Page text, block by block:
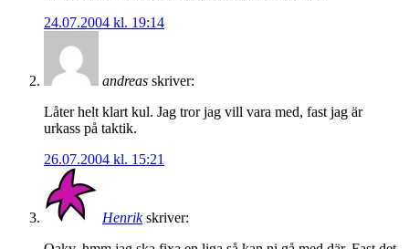
24.07.2004 kl. 19:14
andreas skriver:
Låter helt klart kul. Jag tror jag vill vara med, fast jag är
urkass på taktik.
26.07.2004 kl. 15:21
Henrik skriver: